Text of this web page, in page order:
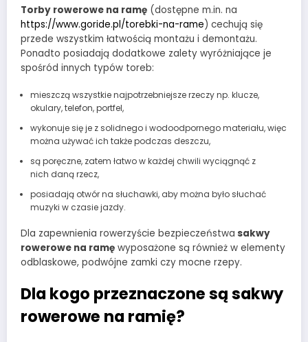
Torby rowerowe na ramę (dostępne m.in. na
https://www.goride.pl/torebki-na-rame) cechują się
przede wszystkim łatwością montażu i demontażu.
Ponadto posiadają dodatkowe zalety wyróżniające je
spośród innych typów toreb:
mieszczą wszystkie najpotrzebniejsze rzeczy np. klucze,
okulary, telefon, portfel,
wykonuje się je z solidnego i wodoodpornego materiału, więc
można używać ich także podczas deszczu,
są poręczne, zatem łatwo w każdej chwili wyciągnąć z
nich daną rzecz,
posiadają otwór na słuchawki, aby można było słuchać
muzyki w czasie jazdy.
Dla zapewnienia rowerzyście bezpieczeństwa sakwy
rowerowe na ramę wyposażone są również w elementy
odblaskowe, podwójne zamki czy mocne rzepy.
Dla kogo przeznaczone są sakwy
rowerowe na ramię?